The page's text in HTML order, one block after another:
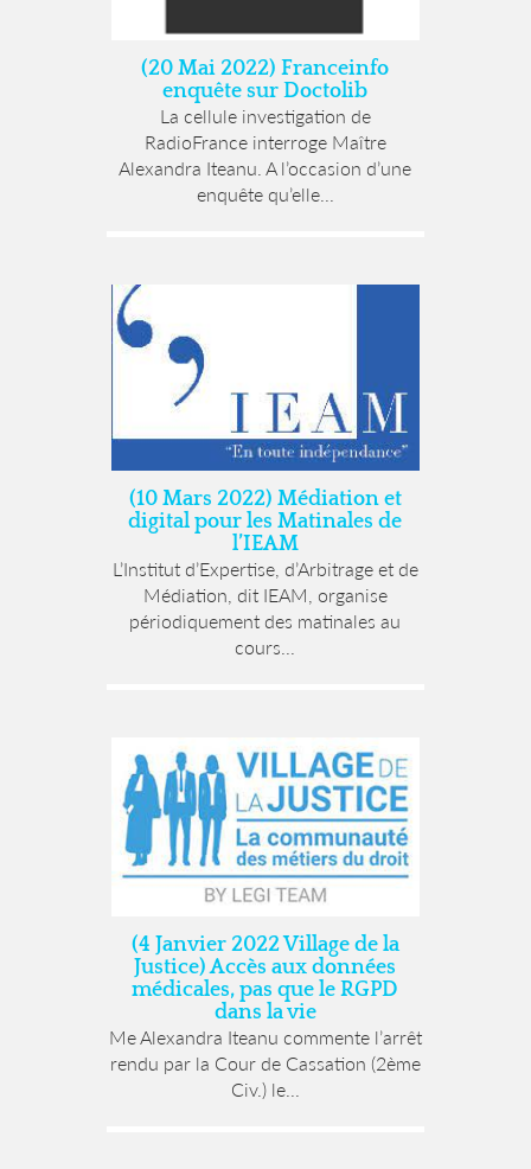
(20 Mai 2022) Franceinfo
enquête sur Doctolib
La cellule investigation de
RadioFrance interroge Maître
Alexandra Iteanu. A l’occasion d’une
enquête qu’elle...
(10 Mars 2022) Médiation et
digital pour les Matinales de
l’IEAM
L’Institut d’Expertise, d’Arbitrage et de
Médiation, dit IEAM, organise
périodiquement des matinales au
cours...
(4 Janvier 2022 Village de la
Justice) Accès aux données
médicales, pas que le RGPD
dans la vie
Me Alexandra Iteanu commente l’arrêt
rendu par la Cour de Cassation (2ème
Civ.) le...